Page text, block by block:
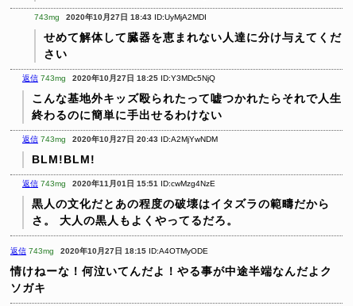
743mg 2020年10月27日 18:43 ID:UyMjA2MDI
せめて解体して臓器を恵まれない人達に分け与えてくだ
さい
返信 743mg 2020年10月27日 18:25 ID:Y3MDc5NjQ
こんな基地外キッズ殴られたって嘘つかれたらそれで人生
終わるのに簡単に手出せるわけない
返信 743mg 2020年10月27日 20:43 ID:A2MjYwNDM
BLM!BLM!
返信 743mg 2020年11月01日 15:51 ID:cwMzg4NzE
黒人の文化だとあの程度の破壊はイタズラの範疇だから
さ。
大人の黒人もよくやってるだろ。
返信 743mg 2020年10月27日 18:15 ID:A4OTMyODE
情けねーな！何泣いてんだよ！やる事が中途半端なんだよク
ソガキ